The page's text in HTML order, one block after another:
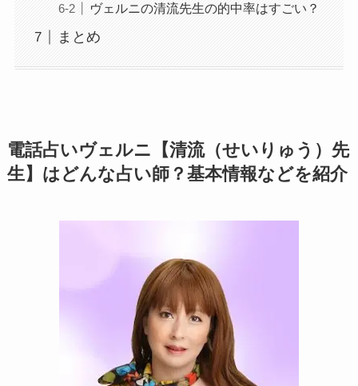
ヴェルニの清流先生の的中率はすごい？
まとめ
電話占いヴェルニ【清流（せいりゅう）先
生】はどんな占い師？基本情報などを紹介